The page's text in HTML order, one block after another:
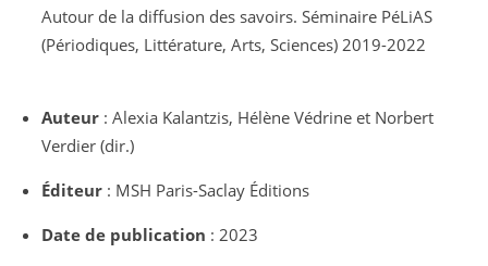
Autour de la diffusion des savoirs. Séminaire PéLiAS
(Périodiques, Littérature, Arts, Sciences) 2019-2022
Auteur : Alexia Kalantzis, Hélène Védrine et Norbert
Verdier (dir.)
Éditeur : MSH Paris-Saclay Éditions
Date de publication : 2023